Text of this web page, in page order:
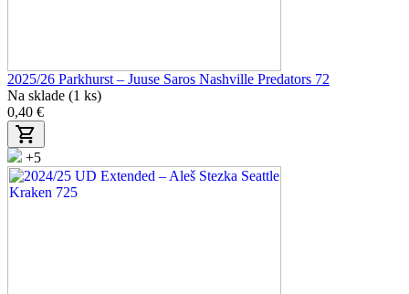
2025/26 Parkhurst – Juuse Saros Nashville Predators 72
Na sklade (1 ks)
0,40 €
+5